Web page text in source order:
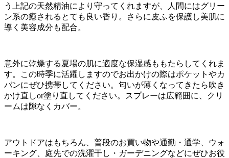
う上記の天然精油により守ってくれますが、人間にはグリー
ン系の癒されるとても良い香り。さらに皮ふを保護し美肌に
導く美容成分も配合。
意外に乾燥する夏場の肌に適度な保湿感ももたらしてくれま
す。この時季に活躍しますのでお出かけの際はポケットやカ
バンにぜひ携帯してください。匂いが薄くなってきたら吹き
かけ直しor塗り直してください。スプレーは広範囲に、クリ
ームは隙なくカバー。
アウトドアはもちろん、普段のお買い物や通勤・通学、ウォ
ーキング、庭先での洗濯干し・ガーデニングなどにぜひお役